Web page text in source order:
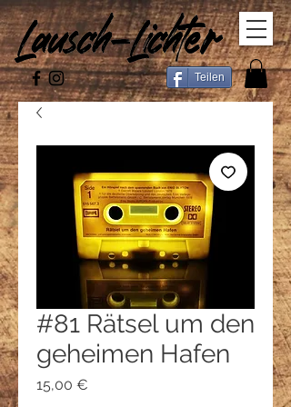
Teilen
#81 Rätsel um den
geheimen Hafen
15,00 €